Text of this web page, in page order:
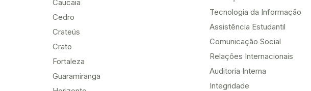
Caucaia
Cedro
Crateús
Crato
Fortaleza
Guaramiranga
Tecnologia da Informação
Assistência Estudantil
Comunicação Social
Relações Internacionais
Auditoria Interna
Integridade